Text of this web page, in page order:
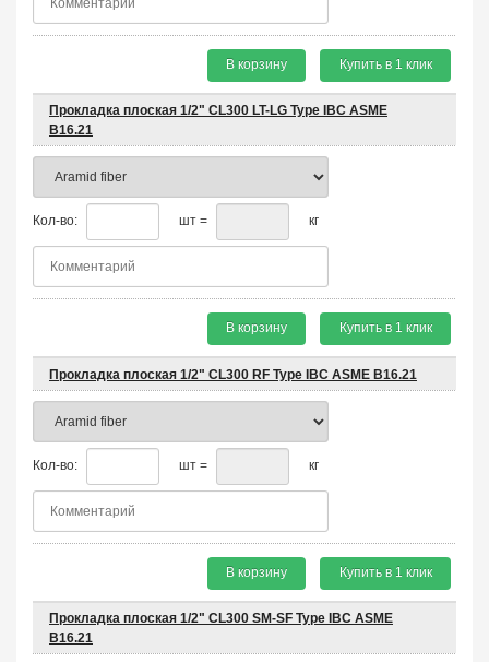
В корзину Купить в 1 клик
Прокладка плоская 1/2" CL300 LT-LG Type IBC ASME
B16.21
Кол-во: шт = кг
В корзину Купить в 1 клик
Прокладка плоская 1/2" CL300 RF Type IBC ASME B16.21
Кол-во: шт = кг
В корзину Купить в 1 клик
Прокладка плоская 1/2" CL300 SM-SF Type IBC ASME
B16.21